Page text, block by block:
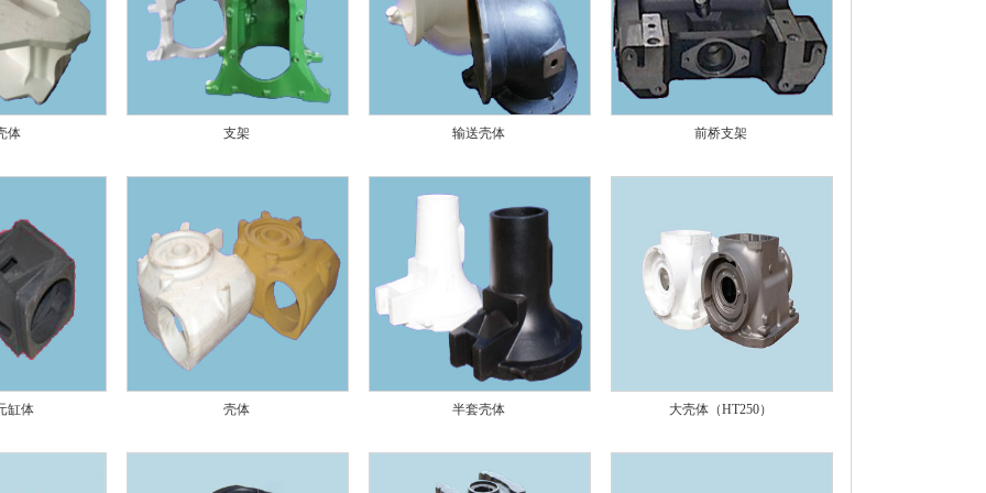
体 支架 输送壳体 前桥支架
缸体 壳体 半套壳体 大壳体（HT250）